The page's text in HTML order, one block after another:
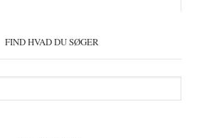
FIND HVAD DU SØGER